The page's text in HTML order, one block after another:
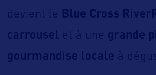
devient le Blue Cross
carrousel et à une grande
gourmandise locale à